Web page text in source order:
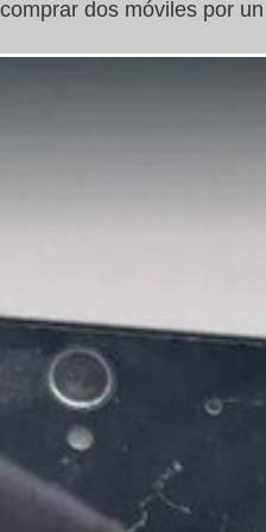
dos móviles por